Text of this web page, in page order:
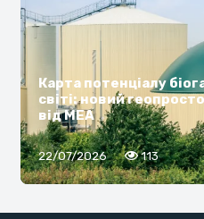
Карта потенціалу
світі: новий
від МЕА
22/07/2026 113